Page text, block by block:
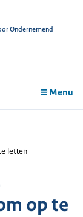
Ondernemend
Menu
letten
op te